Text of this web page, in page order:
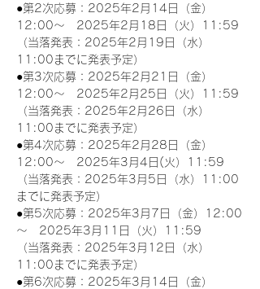
●第2次応募：2025年2月14日（金）
12:00～　2025年2月18日（火）11:59
（当落発表：2025年2月19日（水）
11:00までに発表予定）
●第3次応募：2025年2月21日（金）
12:00～　2025年2月25日（火）11:59
（当落発表：2025年2月26日（水）
11:00までに発表予定）
●第4次応募：2025年2月28日（金）
12:00～　2025年3月4日(火）11:59
（当落発表：2025年3月5日（水）11:00
までに発表予定）
●第5次応募：2025年3月7日（金）12:00
～　2025年3月11日（火）11:59
（当落発表：2025年3月12日（水）
11:00までに発表予定）
●第6次応募：2025年3月14日（金）